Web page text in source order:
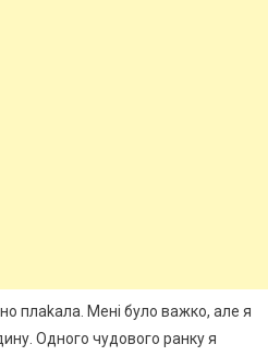
плаkала. Мені було важко, але я
Одного чудового ранку я